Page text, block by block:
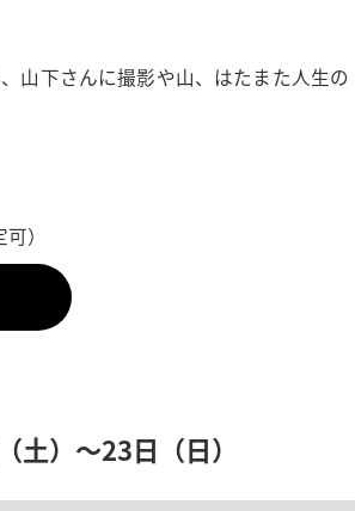
山下さんに撮影や山、はたまた人生の
）
）〜23日（日）